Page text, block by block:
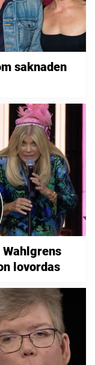
saknaden
lovordas